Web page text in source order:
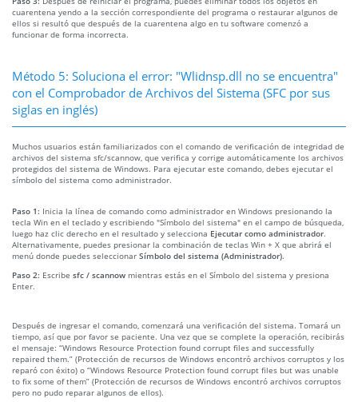
cuarentena yendo a la sección correspondiente del programa o restaurar algunos de
ellos si resultó que después de la cuarentena algo en tu software comenzó a
funcionar de forma incorrecta.
Método 5: Soluciona el error: "Wlidnsp.dll no se encuentra"
con el Comprobador de Archivos del Sistema (SFC por sus
siglas en inglés)
Muchos usuarios están familiarizados con el comando de verificación de integridad de
archivos del sistema sfc/scannow, que verifica y corrige automáticamente los archivos
protegidos del sistema de Windows. Para ejecutar este comando, debes ejecutar el
símbolo del sistema como administrador.
Paso 1: Inicia la línea de comando como administrador en Windows presionando la
tecla Win en el teclado y escribiendo "Símbolo del sistema" en el campo de búsqueda,
luego haz clic derecho en el resultado y selecciona Ejecutar como administrador.
Alternativamente, puedes presionar la combinación de teclas Win + X que abrirá el
menú donde puedes seleccionar Símbolo del sistema (Administrador).
Paso 2: Escribe sfc / scannow mientras estás en el Símbolo del sistema y presiona
Enter.
Después de ingresar el comando, comenzará una verificación del sistema. Tomará un
tiempo, así que por favor se paciente. Una vez que se complete la operación, recibirás
el mensaje: “Windows Resource Protection found corrupt files and successfully
repaired them.” (Protección de recursos de Windows encontró archivos corruptos y los
reparó con éxito) o “Windows Resource Protection found corrupt files but was unable
to fix some of them” (Protección de recursos de Windows encontró archivos corruptos
pero no pudo reparar algunos de ellos).